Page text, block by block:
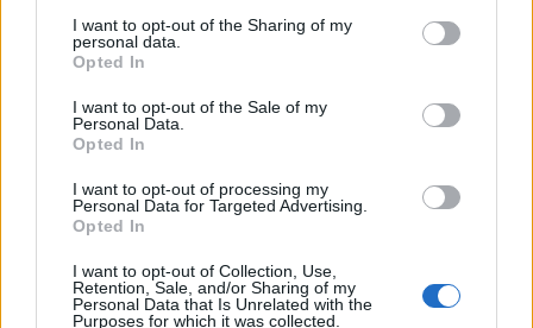
not limited to your visit or usage behaviour. You may click to
grant or deny consent to Google and its third-party tags to
use your data for below specified purposes in below Google
consent section.
I want to opt-out of the Sharing of my
personal data.
Opted In
I want to opt-out of the Sale of my
Personal Data.
Opted In
I want to opt-out of processing my
Personal Data for Targeted Advertising.
Opted In
I want to opt-out of Collection, Use,
Retention, Sale, and/or Sharing of my
Personal Data that Is Unrelated with the
Purposes for which it was collected.
Szereplő:Fülöp Natasa
Az előadás szövegét szerkesztette:
IRODALOM
Felolvasások azElső Kötet Műhelyírásaiból:
Első Kötet Műhelyközel másfél éve fogad
kéziratokat, melyek száma az idő előrehaladtával
egyre nő. Hatalmas kiaknázatlan irodalmi potenciál
van a mélyben, vallja az EKM. A Műhely célja a
tehetségkutatáson túl többek között az, hogy